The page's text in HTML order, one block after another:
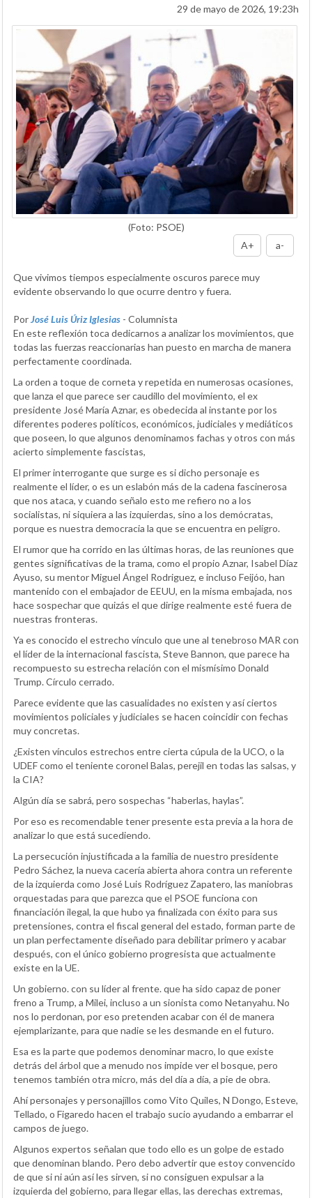
29 de mayo de 2026, 19:23h
(Foto: PSOE)
A+
a-
Que vivimos tiempos especialmente oscuros parece muy
evidente observando lo que ocurre dentro y fuera.
PorJosé Luis Úriz Iglesias - Columnista
En este reflexión toca dedicarnos a analizar los movimientos, que
todas las fuerzas reaccionarias han puesto en marcha de manera
perfectamente coordinada.
La orden a toque de corneta y repetida en numerosas ocasiones,
que lanza el que parece ser caudillo del movimiento, el ex
presidente José María Aznar, es obedecida al instante por los
diferentes poderes políticos, económicos, judiciales y mediáticos
que poseen, lo que algunos denominamos fachas y otros con más
acierto simplemente fascistas,
El primer interrogante que surge es si dicho personaje es
realmente el líder, o es un eslabón más de la cadena fascinerosa
que nos ataca, y cuando señalo esto me refiero no a los
socialistas, ni siquiera a las izquierdas, sino a los demócratas,
porque es nuestra democracia la que se encuentra en peligro.
El rumor que ha corrido en las últimas horas, de las reuniones que
gentes significativas de la trama, como el propio Aznar, Isabel Díaz
Ayuso, su mentor Miguel Ángel Rodriguez, e incluso Feijóo, han
mantenido con el embajador de EEUU, en la misma embajada, nos
hace sospechar que quizás el que dirige realmente esté fuera de
nuestras fronteras.
Ya es conocido el estrecho vínculo que une al tenebroso MAR con
el líder de la internacional fascista, Steve Bannon, que parece ha
recompuesto su estrecha relación con el mismísimo Donald
Trump. Círculo cerrado.
Parece evidente que las casualidades no existen y así ciertos
movimientos policiales y judiciales se hacen coincidir con fechas
muy concretas.
¿Existen vínculos estrechos entre cierta cúpula de la UCO, o la
UDEF como el teniente coronel Balas, perejil en todas las salsas, y
la CIA?
Algún día se sabrá, pero sospechas “haberlas, haylas”.
Por eso es recomendable tener presente esta previa a la hora de
analizar lo que está sucediendo.
La persecución injustificada a la familia de nuestro presidente
Pedro Sáchez, la nueva cacería abierta ahora contra un referente
de la izquierda como José Luis Rodríguez Zapatero, las maniobras
orquestadas para que parezca que el PSOE funciona con
financiación ilegal, la que hubo ya finalizada con éxito para sus
pretensiones, contra el fiscal general del estado, forman parte de
un plan perfectamente diseñado para debilitar primero y acabar
después, con el único gobierno progresista que actualmente
existe en la UE.
Un gobierno. con su líder al frente. que ha sido capaz de poner
freno a Trump, a Milei, incluso a un sionista como Netanyahu. No
nos lo perdonan, por eso pretenden acabar con él de manera
ejemplarizante, para que nadie se les desmande en el futuro.
Esa es la parte que podemos denominar macro, lo que existe
detrás del árbol que a menudo nos impide ver el bosque, pero
tenemos también otra micro, más del día a día, a pie de obra.
Ahí personajes y personajillos como Vito Quiles, N Dongo, Esteve,
Tellado, o Figaredo hacen el trabajo sucio ayudando a embarrar el
campos de juego.
Algunos expertos señalan que todo ello es un golpe de estado
que denominan blando. Pero debo advertir que estoy convencido
de que si ni aún así les sirven, si no consiguen expulsar a la
izquierda del gobierno, para llegar ellas, las derechas extremas,